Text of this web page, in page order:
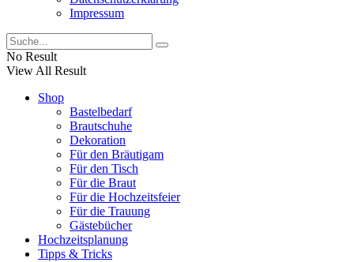
Impressum
No Result
View All Result
Shop
Bastelbedarf
Brautschuhe
Dekoration
Für den Bräutigam
Für den Tisch
Für die Braut
Für die Hochzeitsfeier
Für die Trauung
Gästebücher
Hochzeitsplanung
Tipps & Tricks